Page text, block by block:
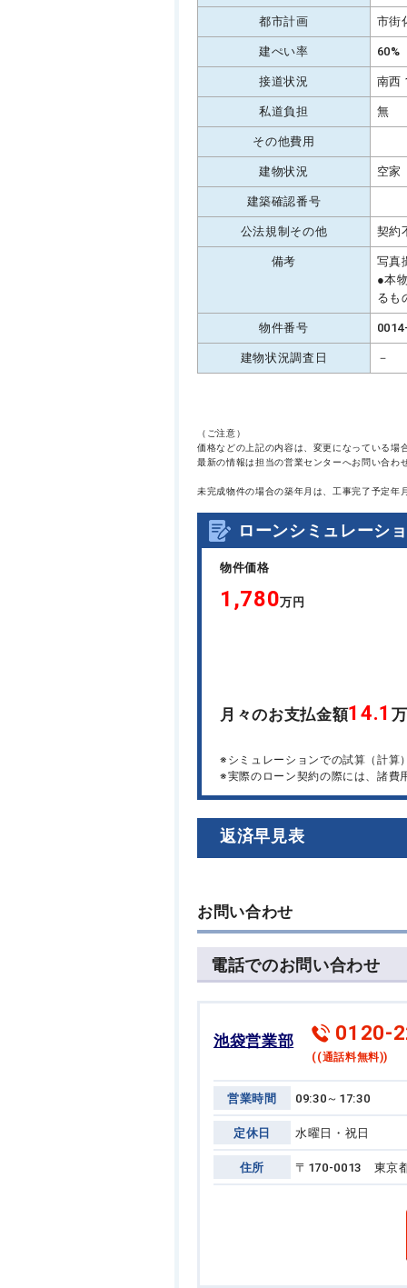
都市計画 市街
建ぺい率 60%
接道状況 南西
私道負担 無
その他費用
建物状況 空家
建築確認番号
公法規制その他 契約
備考
写真
●本
るも
物件番号
建物状況調査日 －
（ご注意）
価格などの上記の内容は、変更になっている場
最新の情報は担当の営業センターへお問い合わ
未完成物件の場合の築年月は、工事完了予定年
ローンシミュレーシ
物件価格
1,780万円
月々のお支払金額14.1
※シミュレーションでの試算（計算
※実際のローン契約の際には、諸費
返済早見表
お問い合わせ
電話でのお問い合わせ
池袋営業部 0120-
((通話料無料))
営業時間 09:30～17:30
定休日 水曜日・祝日
住所 〒170-0013 東京